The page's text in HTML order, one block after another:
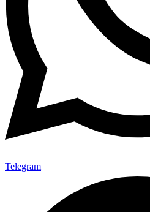
Telegram